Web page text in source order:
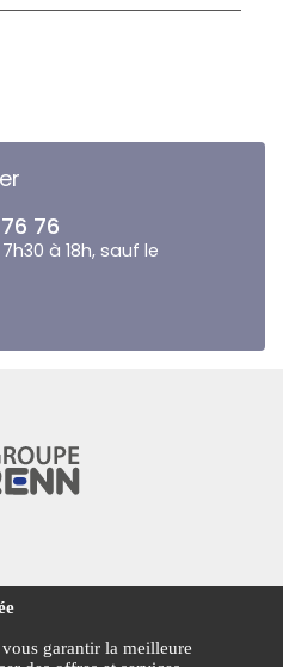
76
à 18h, sauf le
garantir la meilleure